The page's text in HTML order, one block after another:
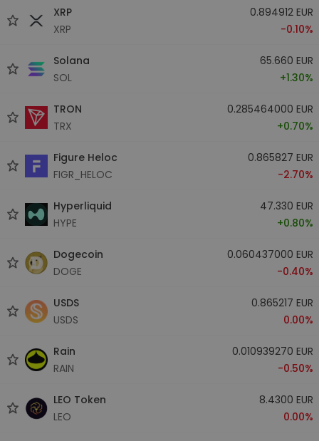
XRP
XRP
0.894912 EUR
-0.10%
Solana
SOL
65.660 EUR
+1.30%
TRON
TRX
0.285464000 EUR
+0.70%
Figure Heloc
FIGR_HELOC
0.865827 EUR
-2.70%
Hyperliquid
HYPE
47.330 EUR
+0.80%
Dogecoin
DOGE
0.060437000 EUR
-0.40%
USDS
USDS
0.865217 EUR
0.00%
Rain
RAIN
0.010939270 EUR
-0.50%
LEO Token
LEO
8.4300 EUR
0.00%